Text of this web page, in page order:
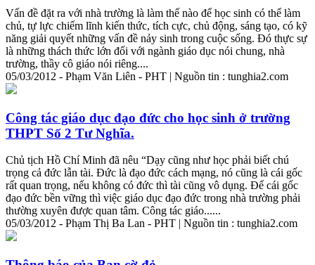
Vấn đề đặt ra với nhà trường là làm thế nào để học sinh có thể làm
chủ, tự lực chiếm lĩnh kiến thức, tích cực, chủ động, sáng tạo, có kỹ
năng giải quyết những vấn đề nảy sinh trong cuộc sống. Đó thực sự
là những thách thức lớn đối với ngành giáo dục nói chung, nhà
trường, thầy cô giáo nói riêng....
05/03/2012 - Phạm Văn Liên - PHT | Nguồn tin : tunghia2.com
Công tác giáo dục đạo đức cho học sinh ở trường
THPT Số 2 Tư Nghĩa.
Chủ tịch Hồ Chí Minh đã nêu “Dạy cũng như học phải biết chú
trọng cả đức lẫn tài. Đức là đạo đức cách mạng, nó cũng là cái gốc
rất quan trọng, nếu không có đức thì tài cũng vô dụng. Để cái gốc
đạo đức bền vững thì việc giáo dục đạo đức trong nhà trường phải
thường xuyên được quan tâm. Công tác giáo......
05/03/2012 - Phạm Thị Ba Lan - PHT | Nguồn tin : tunghia2.com